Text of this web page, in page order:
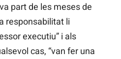
part de les meses de
responsabilitat li
executiu” i als
cas, “van fer una